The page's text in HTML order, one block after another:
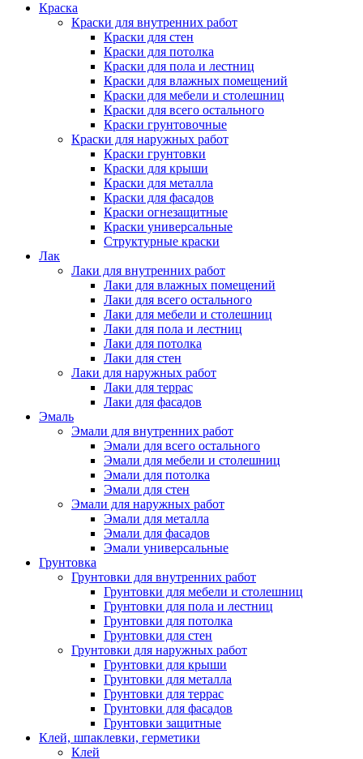
Краска
Краски для внутренних работ
Краски для стен
Краски для потолка
Краски для пола и лестниц
Краски для влажных помещений
Краски для мебели и столешниц
Краски для всего остального
Краски грунтовочные
Краски для наружных работ
Краски грунтовки
Краски для крыши
Краски для металла
Краски для фасадов
Краски огнезащитные
Краски универсальные
Структурные краски
Лак
Лаки для внутренних работ
Лаки для влажных помещений
Лаки для всего остального
Лаки для мебели и столешниц
Лаки для пола и лестниц
Лаки для потолка
Лаки для стен
Лаки для наружных работ
Лаки для террас
Лаки для фасадов
Эмаль
Эмали для внутренних работ
Эмали для всего остального
Эмали для мебели и столешниц
Эмали для потолка
Эмали для стен
Эмали для наружных работ
Эмали для металла
Эмали для фасадов
Эмали универсальные
Грунтовка
Грунтовки для внутренних работ
Грунтовки для мебели и столешниц
Грунтовки для пола и лестниц
Грунтовки для потолка
Грунтовки для стен
Грунтовки для наружных работ
Грунтовки для крыши
Грунтовки для металла
Грунтовки для террас
Грунтовки для фасадов
Грунтовки защитные
Клей, шпаклевки, герметики
Клей